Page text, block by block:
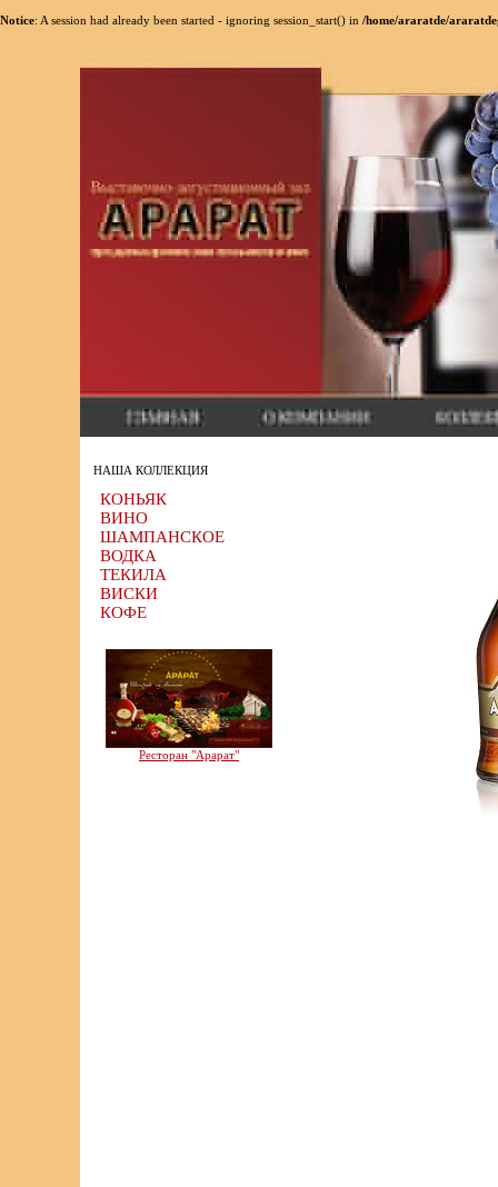
Notice: A session had already been started - ignoring session_start() in /home/araratde/
НАША КОЛЛЕКЦИЯ
КОНЬЯК
ВИНО
ШАМПАНСКОЕ
ВОДКА
ТЕКИЛА
ВИСКИ
КОФЕ
Ресторан "Арарат"